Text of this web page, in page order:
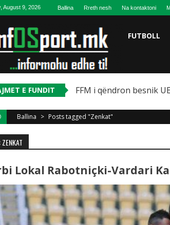
August 9, 2026 Ballina Rreth nesh Na kontaktoni
FUTBOLL
E FUNDIT FFM i qëndron besnik
Ballina > Posts tagged "Zenkat"
ZENKAT
Lokal Rabotniçki-Vardari